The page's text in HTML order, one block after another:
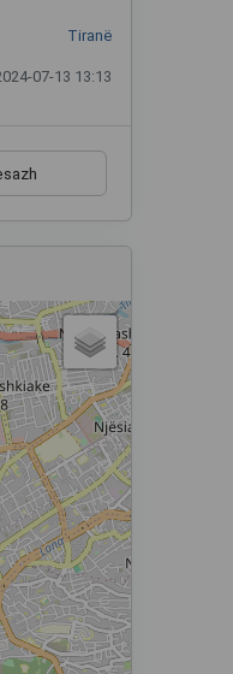
Tiranë
07-13 13:13